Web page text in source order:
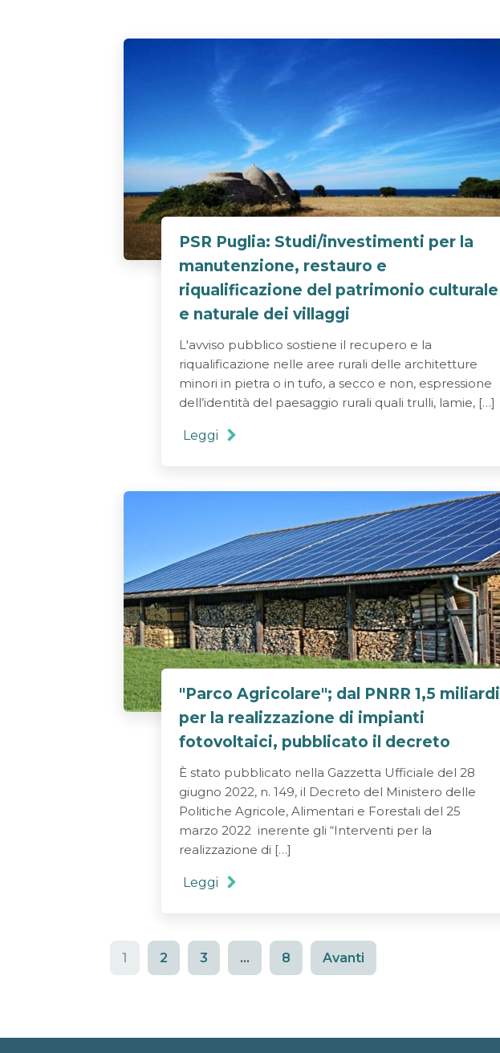
PSR Puglia: Studi/investimenti per la
manutenzione, restauro e
riqualificazione del patrimonio culturale
e naturale dei villaggi
L'avviso pubblico sostiene il recupero e la
riqualificazione nelle aree rurali delle architetture
minori in pietra o in tufo, a secco e non, espressione
dell’identità del paesaggio rurali quali trulli, lamie, […]
Leggi
"Parco Agricolare"; dal PNRR 1,5 miliardi
per la realizzazione di impianti
fotovoltaici, pubblicato il decreto
È stato pubblicato nella Gazzetta Ufficiale del 28
giugno 2022, n. 149, il Decreto del Ministero delle
Politiche Agricole, Alimentari e Forestali del 25
marzo 2022 inerente gli “Interventi per la
realizzazione di […]
Leggi
1 2 3 … 8 Avanti